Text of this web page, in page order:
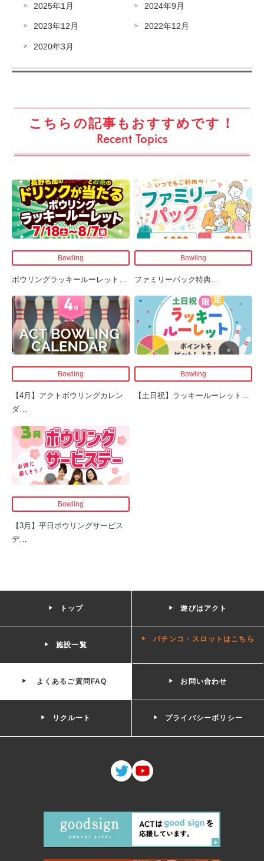
2025年1月 2024年9月
2023年12月 2022年12月
2020年3月
こちらの記事もおすすめです！
Recent Topics
Bowling
ボウリングラッキールーレット …
Bowling
ファミリーパック特典…
Bowling
【4月】アクトボウリングカレン
ダ…
Bowling
【土日祝】ラッキールーレット …
Bowling
【3月】平日ボウリングサービス
デ…
トップ 遊びはアクト
施設一覧
パチンコ・スロットはこちら
よくあるご質問FAQ お問い合わせ
リクルート プライバシーポリシー